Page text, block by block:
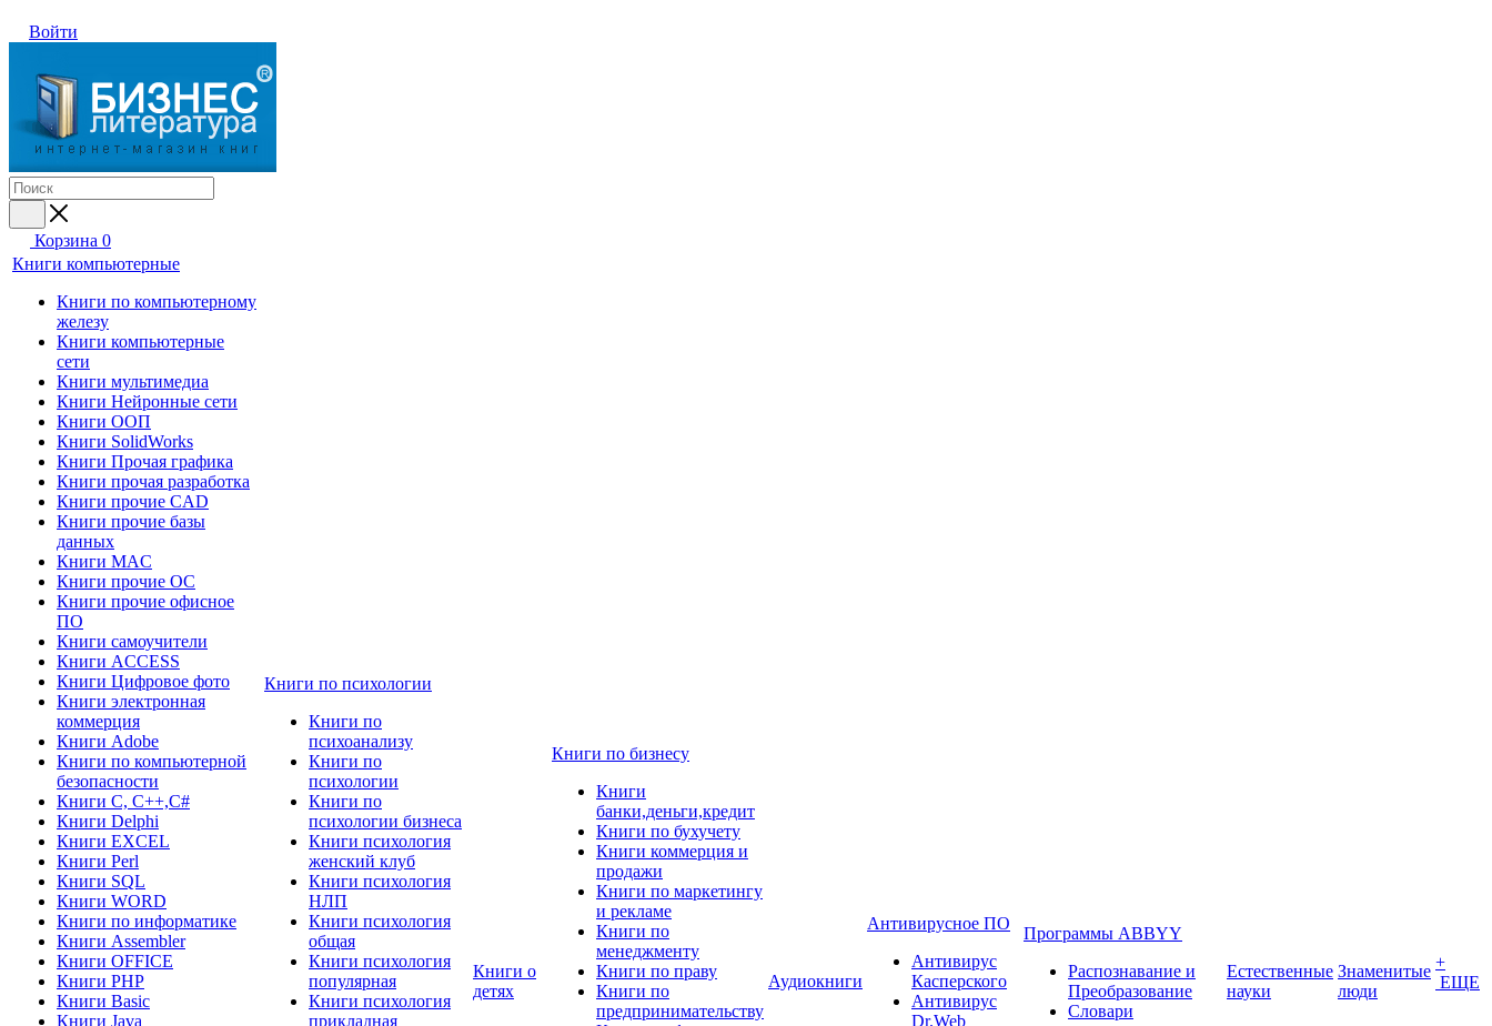
Войти
Корзина 0
Книги компьютерные
Книги по компьютерному
железу
Книги компьютерные
сети
Книги мультимедиа
Книги Нейронные сети
Книги ООП
Книги SolidWorks
Книги Прочая графика
Книги прочая разработка
Книги прочие CAD
Книги прочие базы
данных
Книги MAC
Книги прочие ОС
Книги прочие офисное
ПО
Книги самоучители
Книги ACCESS
Книги Цифровое фото
Книги электронная
коммерция
Книги Adobe
Книги по компьютерной
безопасности
Книги C, C++,С#
Книги Delphi
Книги EXCEL
Книги Perl
Книги SQL
Книги WORD
Книги по информатике
Книги Assembler
Книги OFFICE
Книги PHP
Книги Basic
Книги Java
Книги по психологии
Книги по
психоанализу
Книги по
психологии
Книги по
психологии бизнеса
Книги психология
женский клуб
Книги психология
НЛП
Книги психология
общая
Книги психология
популярная
Книги психология
прикладная
Книги о
детях
Книги по бизнесу
Книги
банки,деньги,кредит
Книги по бухучету
Книги коммерция и
продажи
Книги по маркетингу
и рекламе
Книги по
менеджменту
Книги по праву
Книги по
предпринимательству
Аудиокниги
Антивирусное ПО
Антивирус
Касперского
Антивирус
Dr.Web
Программы ABBYY
Распознавание и
Преобразование
Словари
Естественные
науки
Знаменитые
люди
+
ЕЩЕ